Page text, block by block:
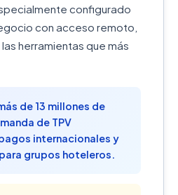
configurado
con acceso remoto,
herramientas que más
de 13 millones de
de TPV
internacionales y
grupos hoteleros.